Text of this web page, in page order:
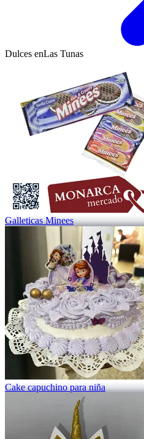
Dulces enLas Tunas
Galleticas Minees
Cake capuchino para niña